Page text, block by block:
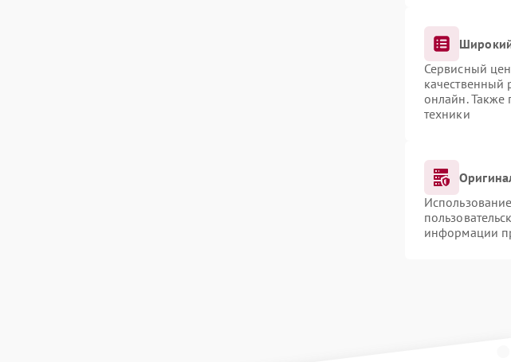
Сервисный
качественный
онлайн. Также
техники
информации